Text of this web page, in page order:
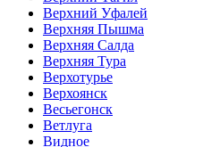
Верхний Уфалей
Верхняя Пышма
Верхняя Салда
Верхняя Тура
Верхотурье
Верхоянск
Весьегонск
Ветлуга
Видное